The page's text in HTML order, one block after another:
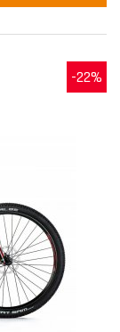
-22%